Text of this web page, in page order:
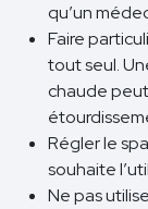
qu’un
Faire
tout seul.
chaude
Régler le
souhaite
Ne pas